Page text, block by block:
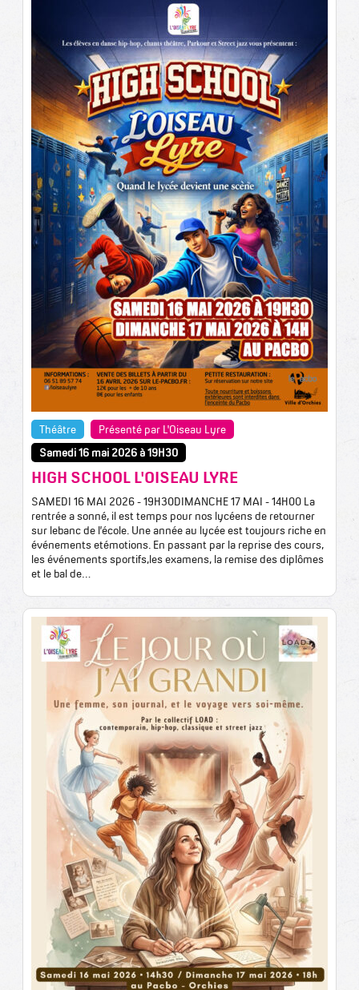
Théâtre
Présenté par L'Oiseau Lyre
Samedi 16 mai 2026 à 19H30
HIGH SCHOOL L'OISEAU LYRE
SAMEDI 16 MAI 2026 - 19H30DIMANCHE 17 MAI - 14H00 La
rentrée a sonné, il est temps pour nos lycéens de retourner
sur lebanc de l’école. Une année au lycée est toujours riche en
événements etémotions. En passant par la reprise des cours,
les événements sportifs,les examens, la remise des diplômes
et le bal de…